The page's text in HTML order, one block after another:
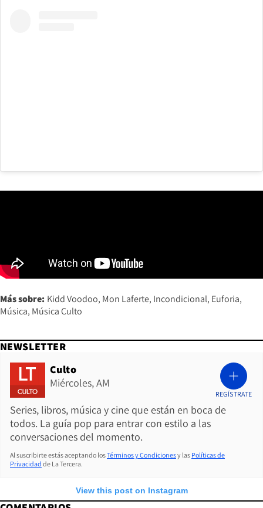
View this post on Instagram
Más sobre: Kidd Voodoo Mon Laferte Incondicional Euforia
Música Música Culto
NEWSLETTER
Culto
Miércoles, AM
Series, libros, música y cine que están en boca de
todos. La guía pop para entrar con estilo a las
conversaciones del momento.
REGÍSTRATE
Al suscribirte estás aceptando losTérminos y Condicionesy las Políticas de
Privacidad de La Tercera.